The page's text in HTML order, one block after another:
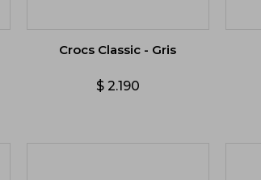
Crocs Classic - Gris
$ 2.190